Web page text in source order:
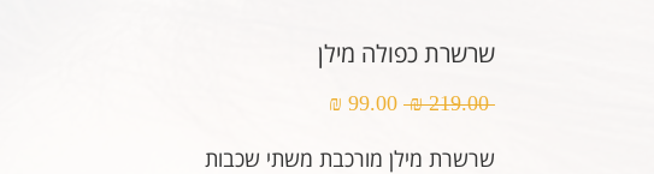
שרשרת כפולה מילן
‏219.00 ‏₪
מחיר
שרשרת מילן מורכבת משתי שכבות